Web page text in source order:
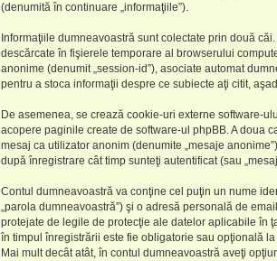
(denumită în continuare „informaţiile”).
Informaţiile dumneavoastră sunt colectate prin două
descărcate în fişierele temporare al browserului
anonime (denumit „session-id”), asociate automat
pentru a stoca informaţii despre ce subiecte aţi citit,
De asemenea, se crează cookie-uri externe software-
acopere paginile create de software-ul phpBB. A doua
mesaj ca utilizator anonim (denumite „mesaje
după înregistrare cât timp sunteţi autentificat (sau
Contul dumneavoastră va conţine cel puţin un nume
„parola dumneavoastră”) şi o adresă personală de
protejate de legile de protecţie ale datelor aplicabile în
în timpul înregistrării este fie obligatorie sau opţională
Mai mult decât atât, în contul dumneavoastră aveţi